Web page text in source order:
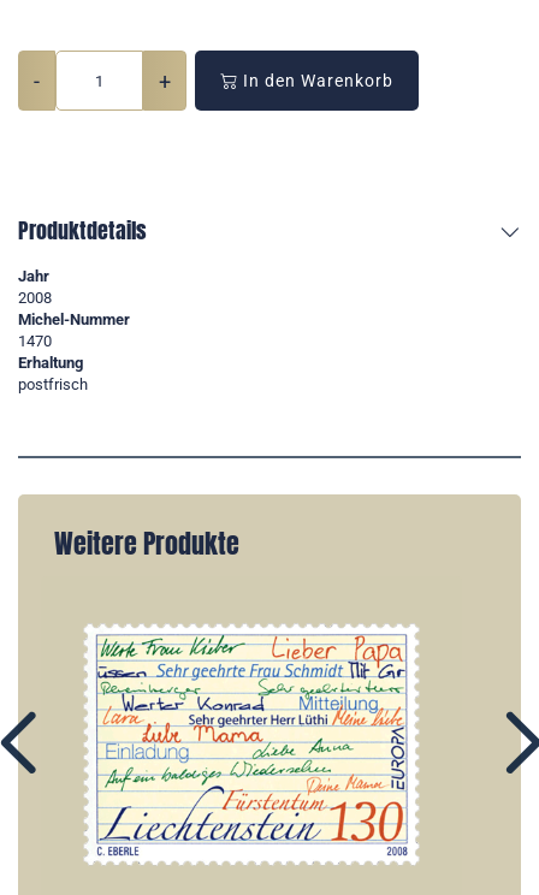
- + In den Warenkorb
Produktdetails
Jahr
2008
Michel-Nummer
1470
Erhaltung
postfrisch
Weitere Produkte